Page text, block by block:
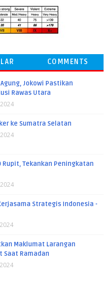
COMMENTS
Jokowi Pastikan
Rawas Utara
ke Sumatra Selatan
Rupit, Tekankan Peningkatan
Strategis Indonesia -
Maklumat Larangan
Saat Ramadan